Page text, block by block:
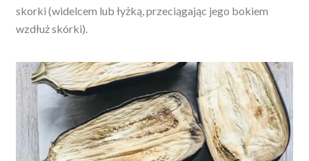
skorki (widelcem lub łyżką, przeciągając jego bokiem
wzdłuż skórki).